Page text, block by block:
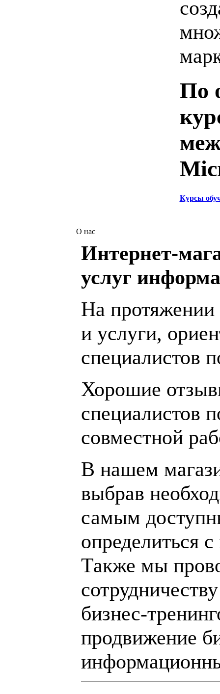
По
Курсы
О нас
Интернет-
услуг
На протяжении
и услуги,
специалистов
Хорошие
специалистов
совместной
В нашем
выбрав
самым
определиться
Также мы
бизнес-
продвижение